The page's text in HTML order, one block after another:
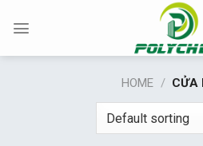
đến
HOME / CỬA